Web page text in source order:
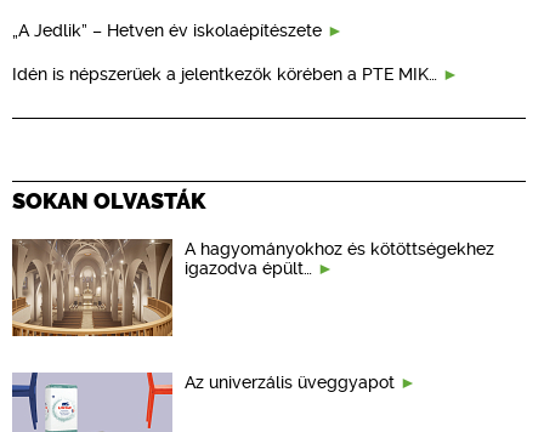
„A Jedlik” – Hetven év iskolaépítészete
Idén is népszerűek a jelentkezők körében a PTE MIK…
SOKAN OLVASTÁK
A hagyományokhoz és kötöttségekhez
igazodva épült…
Az univerzális üveggyapot